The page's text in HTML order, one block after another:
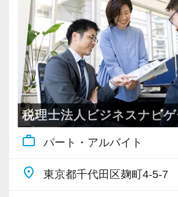
＜求める人物像＞
「気づけばいつも自分に仕事が
それはあなたが優秀だからかも
しかし、その頑張りに対して適
機会が与えられていないと感じ
一度環境を見直してみませんか
私たちは、努力や成果が正当に
につながる組織を目指していま
資格の有無は問いません。資格
と人間性を重視しています。
税理士法人ビジネスナビ
work_outline パート・アルバイト
place 東京都千代田区麹町4-5-7